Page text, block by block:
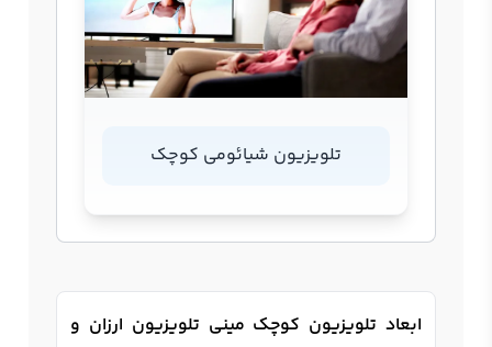
تلویزیون شیائومی کوچک
ابعاد تلویزیون کوچک مینی تلویزیون ارزان و